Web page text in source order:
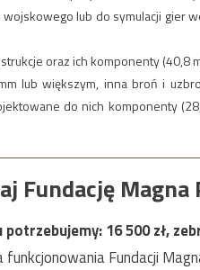
lub do symulacji gier
oraz ich komponenty (40,8
lub większym, inna broń i
do nich komponenty
Fundację Magna
potrzebujemy:16 500zł,
Fundacji